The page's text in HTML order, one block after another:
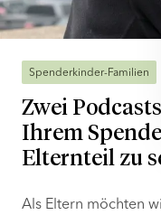
Spenderkinder-Familien
Zwei
Ihrem
Elternteil zu
Als Eltern möchten